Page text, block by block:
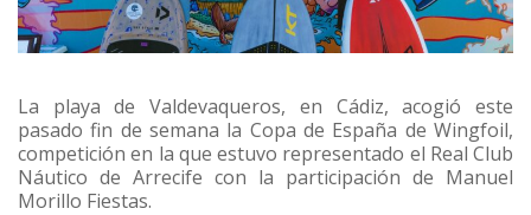
La playa de Valdevaqueros, en Cádiz, acogió este
pasado fin de semana la Copa de España de Wingfoil,
competición en la que estuvo representado el Real Club
Náutico de Arrecife con la participación de Manuel
Morillo Fiestas.